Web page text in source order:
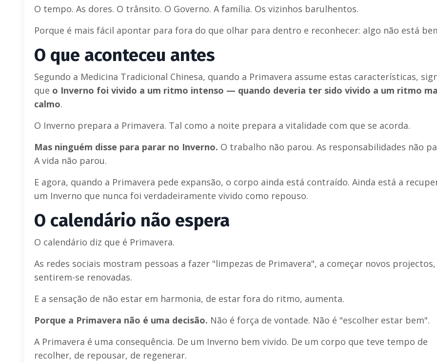
O tempo. As dores. O trânsito. O Governo. A família. Os vizinhos barulhentos.
Porque é mais fácil apontar para fora do que olhar para dentro e reconhecer: algo não está
O que aconteceu antes
Segundo a Medicina Tradicional Chinesa, quando a Primavera assume estas características,
que o Inverno foi vivido a um ritmo intenso — quando deveria ter sido vivido a um ritmo
calmo.
O Inverno prepara a Primavera. Tal como a noite prepara a vitalidade com que se acorda.
Mas ninguém disse para parar no Inverno. O trabalho não parou. As responsabilidades não
A vida não parou.
E agora, quando a Primavera pede expansão, o corpo ainda está contraído. Ainda está a
um Inverno que nunca foi verdadeiramente vivido como repouso.
O calendário não espera
O calendário diz que é Primavera.
As redes sociais mostram pessoas a fazer "limpezas de Primavera", a começar novos
sentirem-se renovadas.
E a sensação de não estar em harmonia, de estar fora do ritmo, aumenta.
Porque a Primavera não é uma decisão. Não é força de vontade. Não é "escolher estar bem".
A Primavera é uma consequência. De um Inverno bem vivido. De um corpo que teve tempo de
recolher, de repousar, de regenerar.